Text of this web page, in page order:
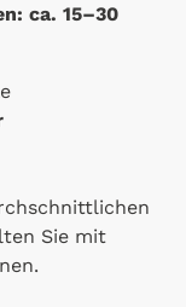
ca. 15–30
Sie mit